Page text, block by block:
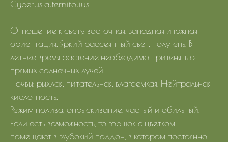
Cyperus alternifolius
Отношение к свету: восточная, западная и южная
ориентация. Яркий рассеянный свет, полутень. В
летнее время растение необходимо притенять от
прямых солнечных лучей.
Почвы: рыхлая, питательная, влагоемкая. Нейтральная
кислотность.
Режим полива, опрыскивание: частый и обильный.
Если есть возможность, то горшок с цветком
помещают в глубокий поддон, в котором постоянно